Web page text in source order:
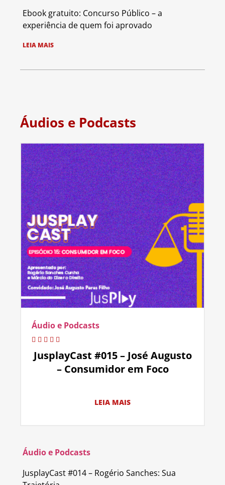
Ebook gratuito: Concurso Público – a
experiência de quem foi aprovado
LEIA MAIS
Áudios e Podcasts
Áudio e Podcasts
JusplayCast #015 – José Augusto
– Consumidor em Foco
LEIA MAIS
Áudio e Podcasts
JusplayCast #014 – Rogério Sanches: Sua